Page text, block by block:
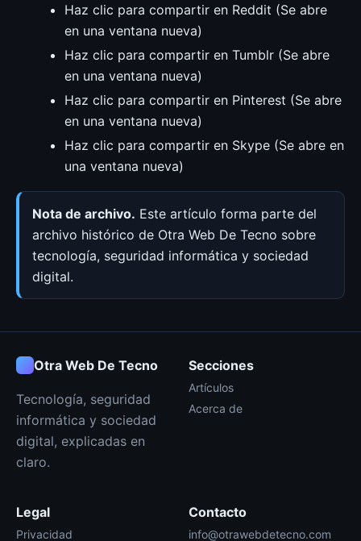
Haz clic para compartir en Reddit (Se abre
en una ventana nueva)
Haz clic para compartir en Tumblr (Se abre
en una ventana nueva)
Haz clic para compartir en Pinterest (Se abre
en una ventana nueva)
Haz clic para compartir en Skype (Se abre en
una ventana nueva)
Nota de archivo. Este artículo forma parte del
archivo histórico de Otra Web De Tecno sobre
tecnología, seguridad informática y sociedad
digital.
Otra Web De Tecno
Tecnología, seguridad
informática y sociedad
digital, explicadas en
claro.
Secciones
Artículos
Acerca de
Legal
Privacidad
Contacto
info@otrawebdetecno.com